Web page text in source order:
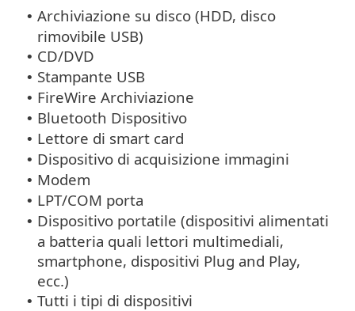
• Archiviazione su disco (HDD, disco
rimovibile USB)
• CD/DVD
• Stampante USB
• FireWire Archiviazione
• Bluetooth Dispositivo
• Lettore di smart card
• Dispositivo di acquisizione immagini
• Modem
• LPT/COM porta
• Dispositivo portatile (dispositivi alimentati
a batteria quali lettori multimediali,
smartphone, dispositivi Plug and Play,
ecc.)
• Tutti i tipi di dispositivi